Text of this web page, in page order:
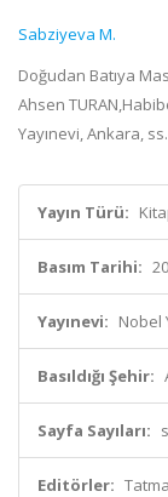
Sabziyeva M.
Doğudan Batıya
Ahsen
Yayınevi, Ankara,
Yayın Türü:
Basım Tarihi:
Yayınevi: Nobel
Basıldığı Şehir:
Sayfa Sayıları:
Editörler: